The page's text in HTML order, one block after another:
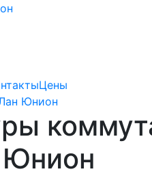
Цены
Юнион